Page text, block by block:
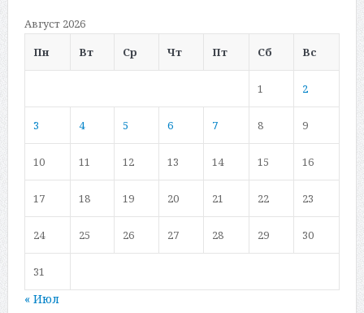
Август 2026
Пн
Вт Ср Чт Пт Сб Вс
1 2
3 4 5 6 7 8 9
10 11 12 13 14 15 16
17 18 19 20 21 22 23
24 25 26 27 28 29 30
31
« Июл